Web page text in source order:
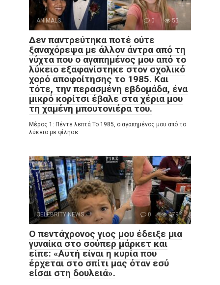
ANIMALS 0 55
Δεν παντρεύτηκα ποτέ ούτε
ξαναχόρεψα με άλλον άντρα από τη
νύχτα που ο αγαπημένος μου από το
λύκειο εξαφανίστηκε στον σχολικό
χορό αποφοίτησης το 1985. Και
τότε, την περασμένη εβδομάδα, ένα
μικρό κορίτσι έβαλε στα χέρια μου
τη χαμένη μπουτονιέρα του.
Μέρος 1: Πέντε λεπτά Το 1985, ο αγαπημένος μου από το
λύκειο με φίλησε
CELEBRITY NEWS 0 479
Ο πεντάχρονος γιος μου έδειξε μια
γυναίκα στο σούπερ μάρκετ και
είπε: «Αυτή είναι η κυρία που
έρχεται στο σπίτι μας όταν εσύ
είσαι στη δουλειά».